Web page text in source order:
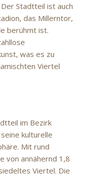
Stadtteil ist auch
das Millerntor,
berühmt ist.
was es zu
Viertel
im Bezirk
kulturelle
Mit rund
von annähernd 1,8
Viertel. Die